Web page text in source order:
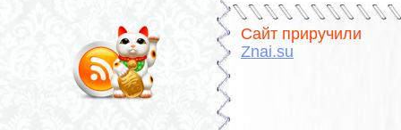
Сайт приручили
Znai.su